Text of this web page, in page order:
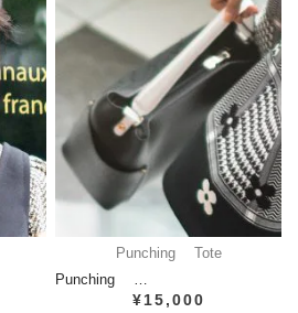
Punching Tote
Punching …
¥15,000